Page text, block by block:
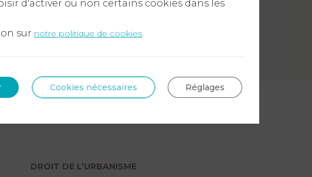
DROIT DE L’URBANISME
d'activer ou non certains cookies dans les
sur notre politique de cookies
Cookies nécessaires Réglages